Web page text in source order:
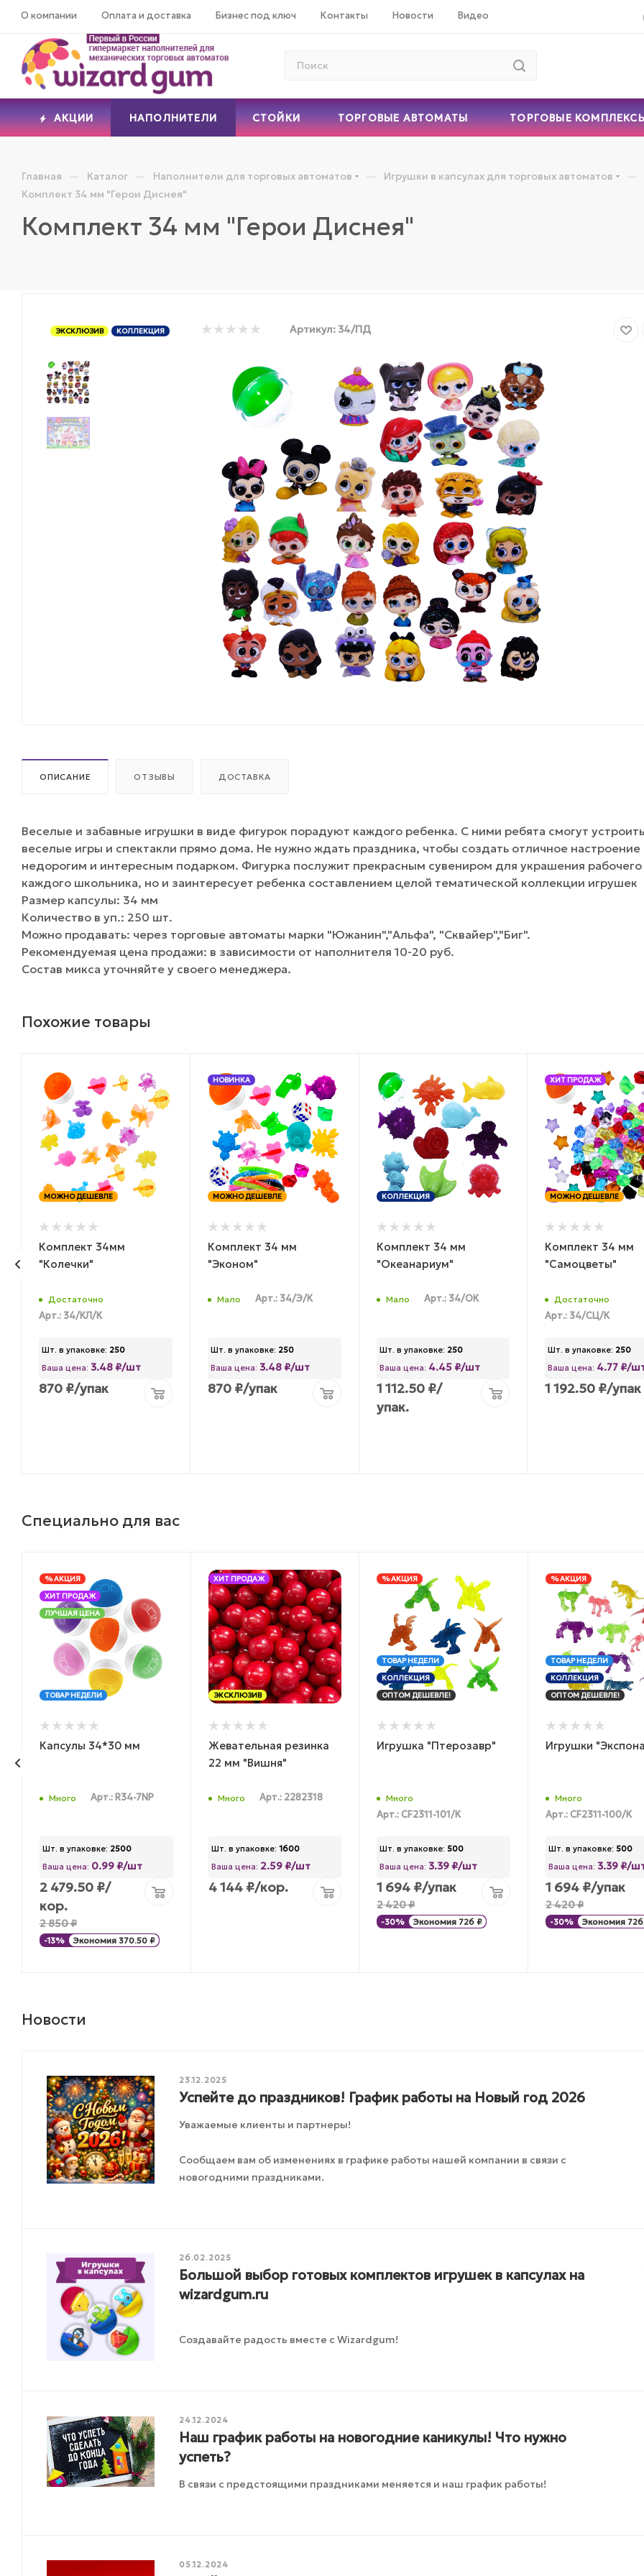
О компании Оплата и доставка Бизнес под ключ Контакты Новости Видео
АКЦИИ НАПОЛНИТЕЛИ СТОЙКИ ТОРГОВЫЕ АВТОМАТЫ ТОРГОВЫЕ
Главная — Каталог — Наполнители для торговых автоматов — Игрушки в капсулах для торговых автоматов —
Комплект 34 мм "Герои Диснея"
Комплект 34 мм "Герои Диснея"
ЭКСКЛЮЗИВ КОЛЛЕКЦИЯ Артикул: 34/ПД
ОПИСАНИЕ ОТЗЫВЫ ДОСТАВКА
Веселые и забавные игрушки в виде фигурок порадуют каждого ребенка. С ними ребята смогут устроить
веселые игры и спектакли прямо дома. Не нужно ждать праздника, чтобы создать отличное настроение
недорогим и интересным подарком. Фигурка послужит прекрасным сувениром для украшения рабочего
каждого школьника, но и заинтересует ребенка составлением целой тематической коллекции игрушек
Размер капсулы: 34 мм
Количество в уп.: 250 шт.
Можно продавать: через торговые автоматы марки "Южанин","Альфа", "Сквайер","Биг".
Рекомендуемая цена продажи: в зависимости от наполнителя 10-20 руб.
Состав микса уточняйте у своего менеджера.
Похожие товары
МОЖНО ДЕШЕВЛЕ
Комплект 34мм
"Колечки"
Достаточно
Арт.: 34/КЛ/К
Шт. в упаковке: 250
Ваша цена: 3.48 ₽/шт
870 ₽/упак
НОВИНКА
МОЖНО ДЕШЕВЛЕ
Комплект 34 мм
"Эконом"
Мало Арт.: 34/Э/К
Шт. в упаковке: 250
Ваша цена: 3.48 ₽/шт
870₽/упак
КОЛЛЕКЦИЯ
Комплект 34 мм
"Океанариум"
Мало Арт.: 34/ОК
Шт. в упаковке: 250
Ваша цена: 4.45 ₽/шт
1 112.50₽/
упак.
ХИТ ПРОДАЖ
МОЖНО ДЕШЕВЛЕ
Комплект 34 мм
"Самоцветы"
Достаточно
Арт.: 34/СЦ/К
Шт. в упаковке: 250
Ваша цена: 4.77 ₽/
1 192.50 ₽/упак
Специально для вас
% АКЦИЯ
ХИТ ПРОДАЖ
ЛУЧШАЯ ЦЕНА
ТОВАР НЕДЕЛИ
Капсулы 34*30 мм
Много Арт.: R34-7NP
Шт. в упаковке: 2500
Ваша цена: 0.99 ₽/шт
2 479.50₽/
кор.
2 850₽
-13% Экономия 370.50₽
ХИТ ПРОДАЖ
ЭКСКЛЮЗИВ
Жевательная резинка
22 мм "Вишня"
Много Арт.: 2282318
Шт. в упаковке: 1600
Ваша цена: 2.59 ₽/шт
4 144₽/кор.
% АКЦИЯ
ТОВАР НЕДЕЛИ
КОЛЛЕКЦИЯ
ОПТОМ ДЕШЕВЛЕ!
Игрушка "Птерозавр"
Много
Арт.: CF2311-101/К
Шт. в упаковке: 500
Ваша цена: 3.39 ₽/шт
1 694 ₽/упак
2 420₽
-30% Экономия 726 ₽
% АКЦИЯ
ТОВАР НЕДЕЛИ
КОЛЛЕКЦИЯ
ОПТОМ ДЕШЕВЛЕ!
Игрушки
Много
Арт.: CF2311-100/К
Шт. в упаковке: 500
Ваша цена: 3.39 ₽/
1 694 ₽/упак
2 420₽
-30% Экономия 726
Новости
23.12.2025
Успейте до праздников! График работы на Новый год 2026
Уважаемые клиенты и партнеры!
Сообщаем вам об изменениях в графике работы нашей компании в связи с
новогодними праздниками.
26.02.2025
Большой выбор готовых комплектов игрушек в капсулах на
wizardgum.ru
Создавайте радость вместе с Wizardgum!
24.12.2024
Наш график работы на новогодние каникулы! Что нужно
успеть?
В связи с предстоящими праздниками меняется и наш график работы!
05.12.2024